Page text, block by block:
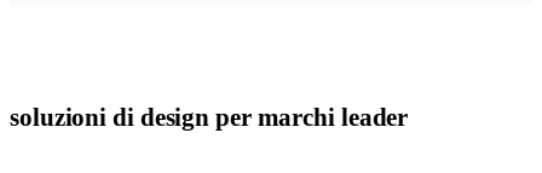
soluzioni di design per marchi leader